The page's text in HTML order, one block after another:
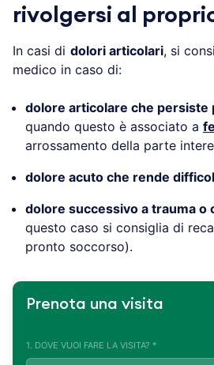
rivolgersi al
In casi di dolori articolari, si
medico in caso di:
dolore articolare che persiste
quando questo è associato a
arrossamento della parte
dolore acuto che rende
dolore successivo a trauma o
questo caso si consiglia di
pronto soccorso).
Prenota una visita
1. DOVE VUOI FARE LA VISITA? *